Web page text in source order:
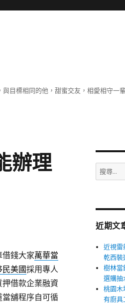
目標相同的他，甜蜜交友，相愛相守一
辦理
錢大家萬華當
民美國採用專人
押借款企業融資
舖程序自可循
搜
尋
字:
近期文
近視雷
乾西裝
樹林當
選購抽
桃園木
有廚具